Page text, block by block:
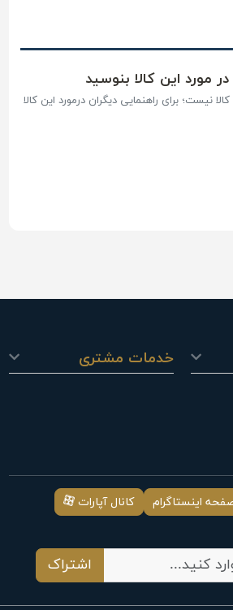
مورد این کالا بنوسید
نیست؛ برای راهنمایی دیگران درمورد این کالا
خدمات مشتری
اینستاگرام کانال آپارات
اشتراک